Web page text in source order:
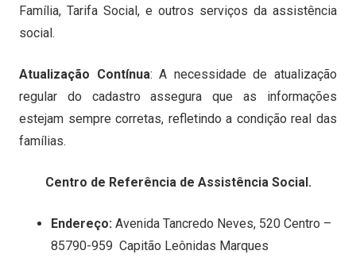
Família, Tarifa Social, e outros serviços da assistência
social.
Atualização Contínua: A necessidade de atualização
regular do cadastro assegura que as informações
estejam sempre corretas, refletindo a condição real das
famílias.
Centro de Referência de Assistência Social.
Endereço: Avenida Tancredo Neves, 520 Centro –
85790-959 Capitão Leônidas Marques